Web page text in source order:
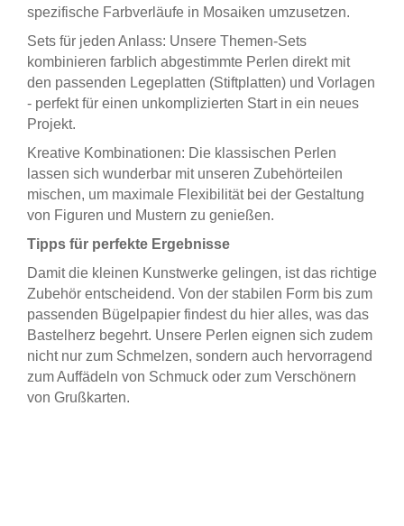
spezifische Farbverläufe in Mosaiken umzusetzen.
Sets für jeden Anlass: Unsere Themen-Sets
kombinieren farblich abgestimmte Perlen direkt mit
den passenden Legeplatten (Stiftplatten) und Vorlagen
- perfekt für einen unkomplizierten Start in ein neues
Projekt.
Kreative Kombinationen: Die klassischen Perlen
lassen sich wunderbar mit unseren Zubehörteilen
mischen, um maximale Flexibilität bei der Gestaltung
von Figuren und Mustern zu genießen.
Tipps für perfekte Ergebnisse
Damit die kleinen Kunstwerke gelingen, ist das richtige
Zubehör entscheidend. Von der stabilen Form bis zum
passenden Bügelpapier findest du hier alles, was das
Bastelherz begehrt. Unsere Perlen eignen sich zudem
nicht nur zum Schmelzen, sondern auch hervorragend
zum Auffädeln von Schmuck oder zum Verschönern
von Grußkarten.